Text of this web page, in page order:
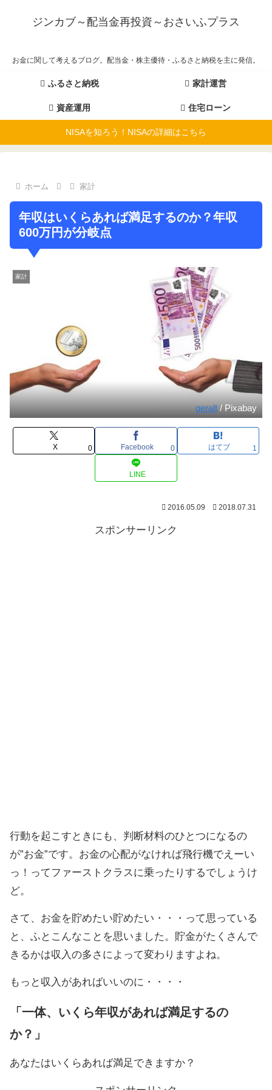
ジンカブ～配当金再投資～おさいふプラス
お金に関して考えるブログ。配当金・株主優待・ふるさと納税を主に発信。
ふるさと納税 家計運営
資産運用 住宅ローン
NISAを知ろう！NISAの詳細はこちら
ホーム 家計
年収はいくらあれば満足するのか？年収
600万円が分岐点
家計
geralt/ Pixabay
X 0 Facebook 0 はてブ 1
LINE
2016.05.09 2018.07.31
スポンサーリンク
行動を起こすときにも、判断材料のひとつになるの
が”お金”です。お金の心配がなければ飛行機でえーい
っ！ってファーストクラスに乗ったりするでしょうけ
ど。
さて、お金を貯めたい貯めたい・・・って思っている
と、ふとこんなことを思いました。貯金がたくさんで
きるかは収入の多さによって変わりますよね。
もっと収入があればいいのに・・・・
「一体、いくら年収があれば満足するの
か？」
あなたはいくらあれば満足できますか？